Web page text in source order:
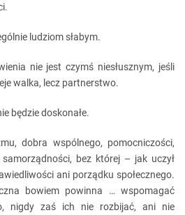
ludziom słabym.
nie jest czymś niesłusznym, jeśli
walka, lecz partnerstwo.
będzie doskonałe.
dobra wspólnego, pomocniczości,
bez której – jak uczył
ani porządku społecznego.
bowiem powinna … wspomagać
nigdy zaś ich nie rozbijać, ani nie